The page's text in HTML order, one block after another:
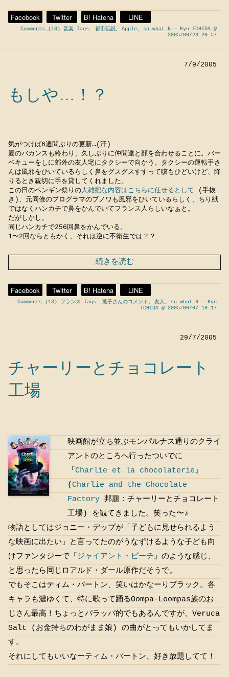
Facebook Twitter B! Hatena LINE
Comments (10) 音楽 Tags: 都市伝説, Apple, so what 6 — Kyo ICHIDA @
2005/09/23 20:57
7/9/2005
もしや…！？
気がつけば6週間ぶりの更新…(汗)
夏のバカンスも終わり、久しぶりに仲間達と顔を合わせることに。バー
ベキューをしに郊外の友人宅にタクシーで向かう。タクシーの運転手さ
んは風邪をひいているらしく鼻をグスグスすすって咳もひどいけど、降
りるとき親切に手を貸してくれました。
この日のペンギン祭りの大雑把な内容はこちらに任せるとして (手抜
き)、元同僚のプログラマのブノワも風邪をひいているらしく、ちり紙
ではなくハンカチで鼻をかんでいてフランス人らしいなぁと。
だがしかし。
同じハンカチで256回鼻をかんでいる。
1〜2回ならともかく、それは逆に不衛生では？？
続きを読む
Facebook Twitter B! Hatena LINE
Comments (13) フランス Tags: 薫子さんのコメント , 友人 , so what 6 — Kyo
ICHIDA @ 2005/09/07 19:17
29/7/2005
チャーリーとチョコレート
工場
映画館が立ち並ぶモンパルナス通りのクライ
アントのところへ行ったついでに
『 Charlie et la chocolaterie』
(Charlie and the Chocolate
Factory 邦題：チャーリーとチョコレート
工場) を観てきました。笑った〜♪
物語としてはジョニー・デップが「子どもに見せられるよう
な映画に出たい」と言ってたのがうなずけるような子ども向
けファンタジーで『 ジャイアント・ピーチ』のような感じ、
と思ったら同じロアルド・ダール原作だそうで。
でもそこはティム・バートン、笑いはかなーりブラック。各
キャラも濃ゆくて、特に歌って踊るOompa-Loompas族のお
じさん最高！ちょっとパラッパ的でもあるんですが、Veruca
Salt (お金持ちのわがまま娘) の曲がとってもいかしてま
す。
それにしてもいいなーティム・バートン、好き放題してて！